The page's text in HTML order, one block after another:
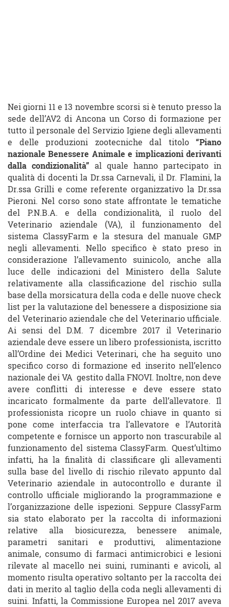
Nei giorni 11 e 13 novembre scorsi si è tenuto presso la
sede dell’AV2 di Ancona un Corso di formazione per
tutto il personale del Servizio Igiene degli allevamenti
e delle produzioni zootecniche dal titolo “Piano
nazionale Benessere Animale e implicazioni derivanti
dalla condizionalità” al quale hanno partecipato in
qualità di docenti la Dr.ssa Carnevali, il Dr. Flamini, la
Dr.ssa Grilli e come referente organizzativo la Dr.ssa
Pieroni. Nel corso sono state affrontate le tematiche
del P.N.B.A. e della condizionalità, il ruolo del
Veterinario aziendale (VA), il funzionamento del
sistema ClassyFarm e la stesura del manuale GMP
negli allevamenti. Nello specifico è stato preso in
considerazione l’allevamento suinicolo, anche alla
luce delle indicazioni del Ministero della Salute
relativamente alla classificazione del rischio sulla
base della morsicatura della coda e delle nuove check
list per la valutazione del benessere a disposizione sia
del Veterinario aziendale che del Veterinario ufficiale.
Ai sensi del D.M. 7 dicembre 2017 il Veterinario
aziendale deve essere un libero professionista, iscritto
all’Ordine dei Medici Veterinari, che ha seguito uno
specifico corso di formazione ed inserito nell’elenco
nazionale dei VA gestito dalla FNOVI. Inoltre, non deve
avere conflitti di interesse e deve essere stato
incaricato formalmente da parte dell’allevatore. Il
professionista ricopre un ruolo chiave in quanto si
pone come interfaccia tra l’allevatore e l’Autorità
competente e fornisce un apporto non trascurabile al
funzionamento del sistema ClassyFarm. Quest’ultimo
infatti, ha la finalità di classificare gli allevamenti
sulla base del livello di rischio rilevato appunto dal
Veterinario aziendale in autocontrollo e durante il
controllo ufficiale migliorando la programmazione e
l’organizzazione delle ispezioni. Seppure ClassyFarm
sia stato elaborato per la raccolta di informazioni
relative alla biosicurezza, benessere animale,
parametri sanitari e produttivi, alimentazione
animale, consumo di farmaci antimicrobici e lesioni
rilevate al macello nei suini, ruminanti e avicoli, al
momento risulta operativo soltanto per la raccolta dei
dati in merito al taglio della coda negli allevamenti di
suini. Infatti, la Commissione Europea nel 2017 aveva